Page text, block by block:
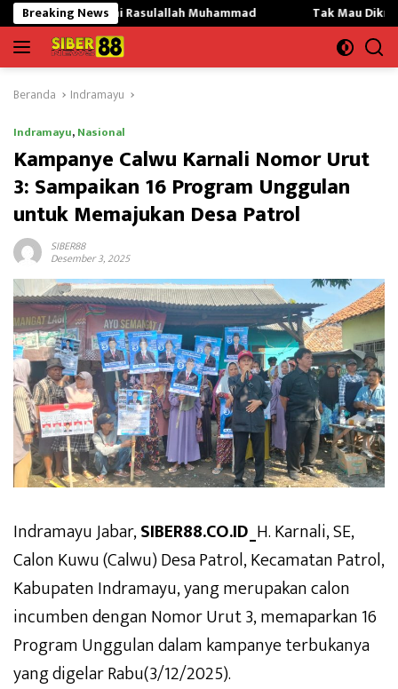
Langsung
ke
konten
Breaking News
Rasulallah Muhammad Tak Mau Dikritik,Kepsek SMKN
Beranda Indramayu
Indramayu,Nasional
Kampanye Calwu Karnali Nomor Urut
3: Sampaikan 16 Program Unggulan
untuk Memajukan Desa Patrol
SIBER88
Desember 3, 2025
Indramayu Jabar,SIBER88.CO.ID_H. Karnali, SE,
Calon Kuwu (Calwu) Desa Patrol, Kecamatan Patrol,
Kabupaten Indramayu, yang merupakan calon
incumben dengan Nomor Urut 3, memaparkan 16
Program Unggulan dalam kampanye terbukanya
yang digelar Rabu(3/12/2025).